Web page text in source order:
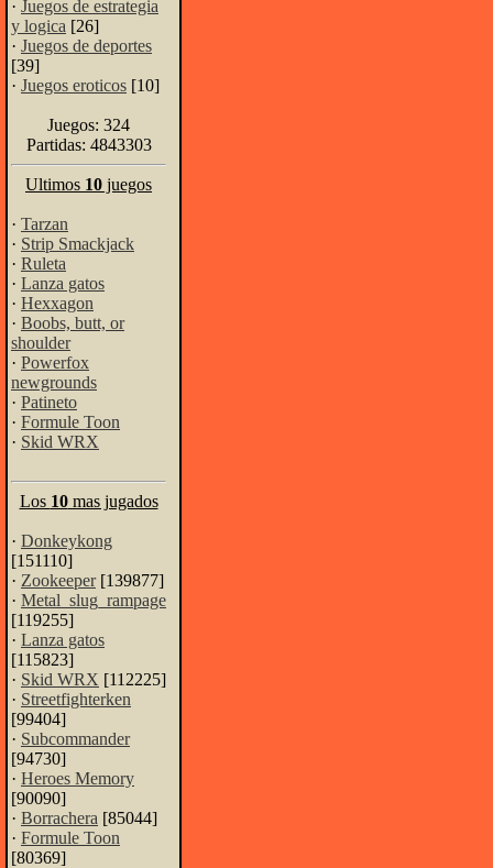
· Juegos de estrategia
y logica [26]
· Juegos de deportes
[39]
· Juegos eroticos [10]
Juegos: 324
Partidas: 4843303
Ultimos 10 juegos
· Tarzan
· Strip Smackjack
· Ruleta
· Lanza gatos
· Hexxagon
· Boobs, butt, or
shoulder
· Powerfox
newgrounds
· Patineto
· Formule Toon
· Skid WRX
Los 10mas jugados
· Donkeykong
[151110]
· Zookeeper[139877]
· Metal_slug_rampage
[119255]
· Lanza gatos
[115823]
· Skid WRX [112225]
· Streetfighterken
[99404]
· Subcommander
[94730]
· Heroes Memory
[90090]
· Borrachera [85044]
· Formule Toon
[80369]